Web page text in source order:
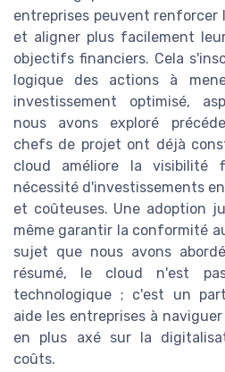
entreprises peuvent renforcer
et aligner plus facilement
objectifs financiers. Cela
logique des actions à
investissement optimisé,
nous avons exploré
chefs de projet ont déjà
cloud améliore la visibilité
nécessité d'investissements
et coûteuses. Une adoption
même garantir la conformité
sujet que nous avons
résumé, le cloud n'est
technologique ; c'est un
aide les entreprises à
en plus axé sur la
coûts.